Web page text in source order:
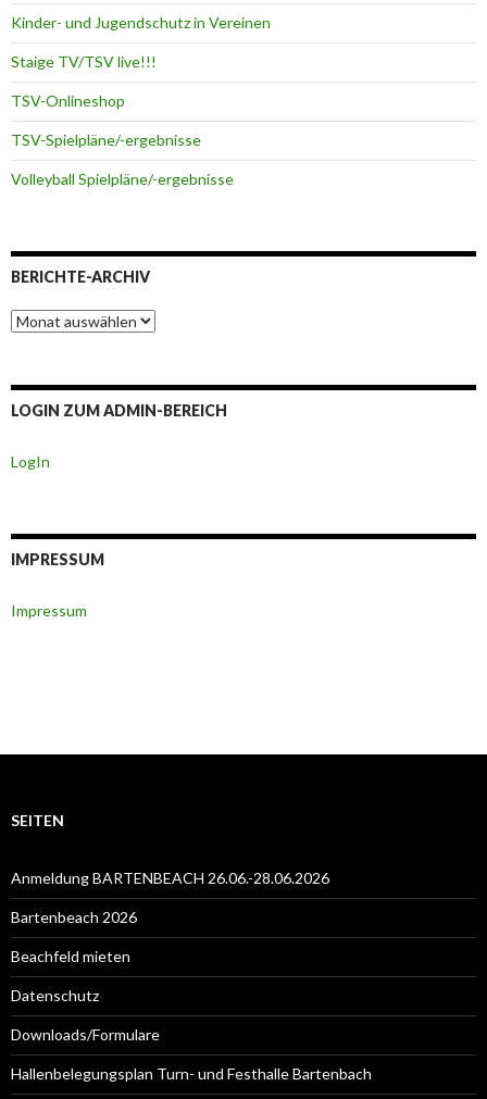
Kinder- und Jugendschutz in Vereinen
Staige TV/TSV live!!!
TSV-Onlineshop
TSV-Spielpläne/-ergebnisse
Volleyball Spielpläne/-ergebnisse
BERICHTE-ARCHIV
Berichte-
Archiv
LOGIN ZUM ADMIN-BEREICH
LogIn
IMPRESSUM
Impressum
SEITEN
Anmeldung BARTENBEACH 26.06.-28.06.2026
Bartenbeach 2026
Beachfeld mieten
Datenschutz
Downloads/Formulare
Hallenbelegungsplan Turn- und Festhalle Bartenbach